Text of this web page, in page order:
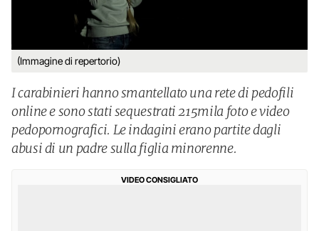
(Immagine di repertorio)
I carabinieri hanno smantellato una rete di pedofili
online e sono stati sequestrati 215mila foto e video
pedopornografici. Le indagini erano partite dagli
abusi di un padre sulla figlia minorenne.
VIDEO CONSIGLIATO